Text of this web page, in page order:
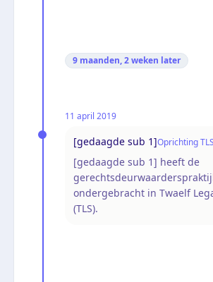
9 maanden, 2 weken later
11 april 2019
[gedaagde sub 1]Oprichting TLS
[gedaagde sub 1] heeft de
ondergebracht in Twaelf
(TLS).